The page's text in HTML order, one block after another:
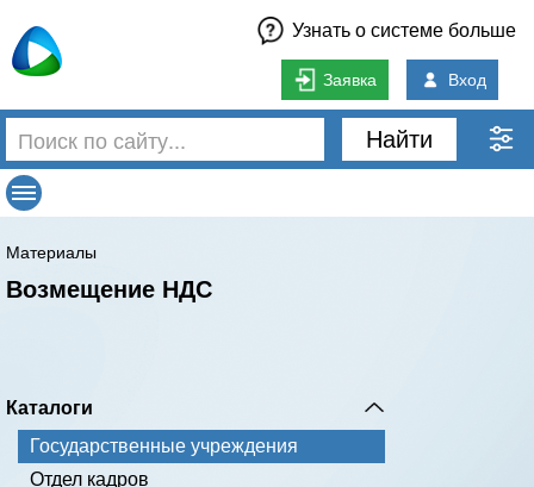
Узнать о системе больше
Заявка Вход
Найти
Материалы
Возмещение НДС
Каталоги
Государственные учреждения
Отдел кадров